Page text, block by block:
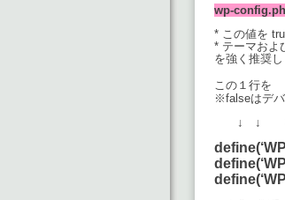
wp-
* この値を
* テーマおよ
を強く推奨し
この１行
※falseはデバ
↓ ↓ ３